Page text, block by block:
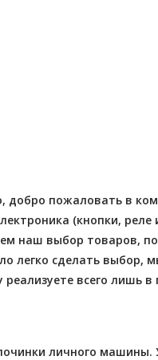
пожаловать в
(кнопки,
наш выбор товаров,
сделать выбор,
всего лишь
личного